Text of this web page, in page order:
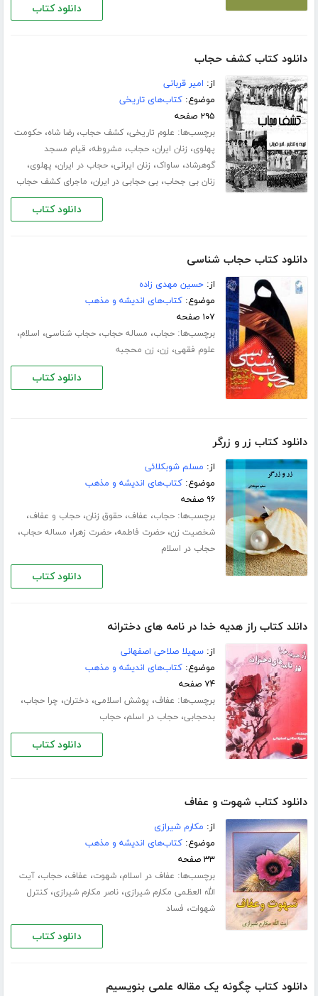
دانلود کتاب
دانلود کتاب کشف حجاب
از: امیر قربانی
موضوع:کتاب‌های تاریخی
۲۹۵ صفحه
برچسب‌ها: علوم تاریخی،کشف حجاب،رضا شاه،حکومت
پهلوی، زنان ایران،حجاب، مشروطه، قیام مسجد
گوهرشاد، ساواک، زنان ایرانی،حجاب در ایران، پهلوی،
زنان بی جحاب،بی حجابی در ایران، ماجرای کشف حجاب
دانلود کتاب
دانلود کتاب حجاب شناسی
از:حسین مهدی زاده
موضوع:کتاب‌های اندیشه و مذهب
۱۰۷ صفحه
برچسب‌ها:حجاب، مساله حجاب،حجاب شناسی، اسلام،
علوم فقهی، زن، زن محجبه
دانلود کتاب
دانلود کتاب زر و زرگر
از: مسلم شوبکلائی
موضوع:کتاب‌های اندیشه و مذهب
۹۶ صفحه
برچسب‌ها:حجاب، عفاف،حقوق زنان،حجاب و عفاف،
شخصیت زن،حضرت فاطمه،حضرت زهرا، مساله حجاب،
حجاب در اسلام
دانلود کتاب
دانلد کتاب راز هدیه خدا در نامه های دخترانه
از:سهیلا صلاحی اصفهانی
موضوع:کتاب‌های اندیشه و مذهب
۷۴ صفحه
برچسب‌ها: عفاف، پوشش اسلامی،دختران، چرا حجاب،
بدحجابی،حجاب در اسلم،حجاب
دانلود کتاب
دانلود کتاب شهوت و عفاف
از: مکارم شیرازی
موضوع:کتاب‌های اندیشه و مذهب
۳۳ صفحه
برچسب‌ها: عفاف در اسلام،شهوت، عفاف،حجاب،آیت
الله العظمی مکارم شیرازی،ناصر مکارم شیرازی،کنترل
شهوات، فساد
دانلود کتاب
دانلود کتاب چگونه یک مقاله علمی بنویسیم